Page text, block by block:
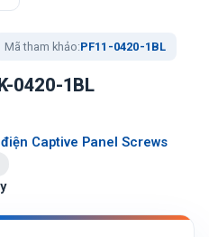
Mã tham khảo:PF11-0420-1BL
0420-1BL
Captive Panel Screws